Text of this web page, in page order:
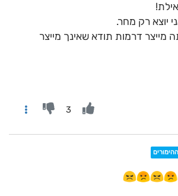
יוצא רק מחר.
מייצר דרמות תודא שאינך מייצר
3